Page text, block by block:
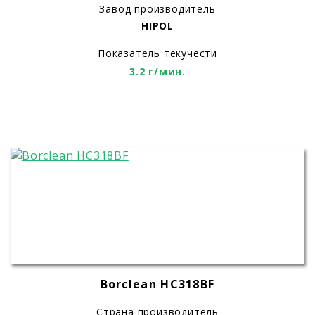
Завод производитель
HIPOL
Показатель текучести
3.2 г/мин.
Borclean HC318BF
Страна производитель